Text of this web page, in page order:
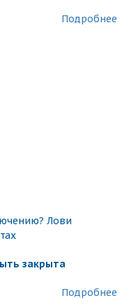
Подробнее
Лови
закрыта
Подробнее